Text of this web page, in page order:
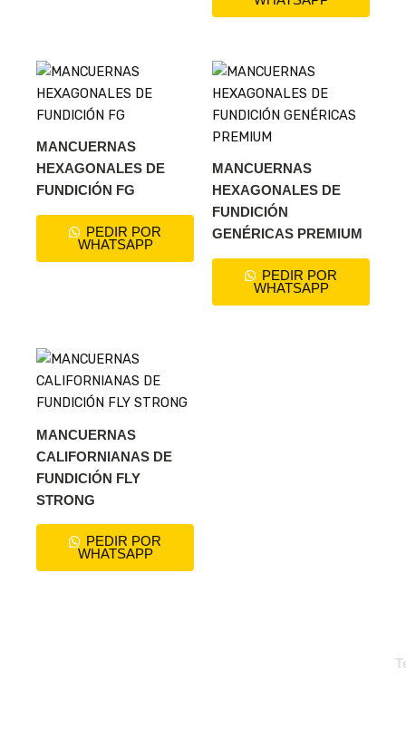
MANCUERNAS
HEXAGONALES DE
FUNDICIÓN FG
PEDIR POR
WHATSAPP
MANCUERNAS
HEXAGONALES DE
FUNDICIÓN
GENÉRICAS PREMIUM
PEDIR POR
WHATSAPP
MANCUERNAS
CALIFORNIANAS DE
FUNDICIÓN FLY
STRONG
PEDIR POR
WHATSAPP